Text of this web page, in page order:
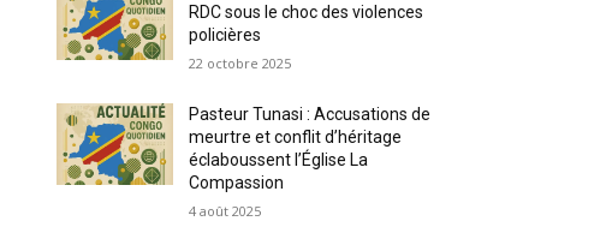
RDC sous le choc des violences
policières
22 octobre 2025
Pasteur Tunasi : Accusations de
meurtre et conflit d’héritage
éclaboussent l’Église La
Compassion
4 août 2025